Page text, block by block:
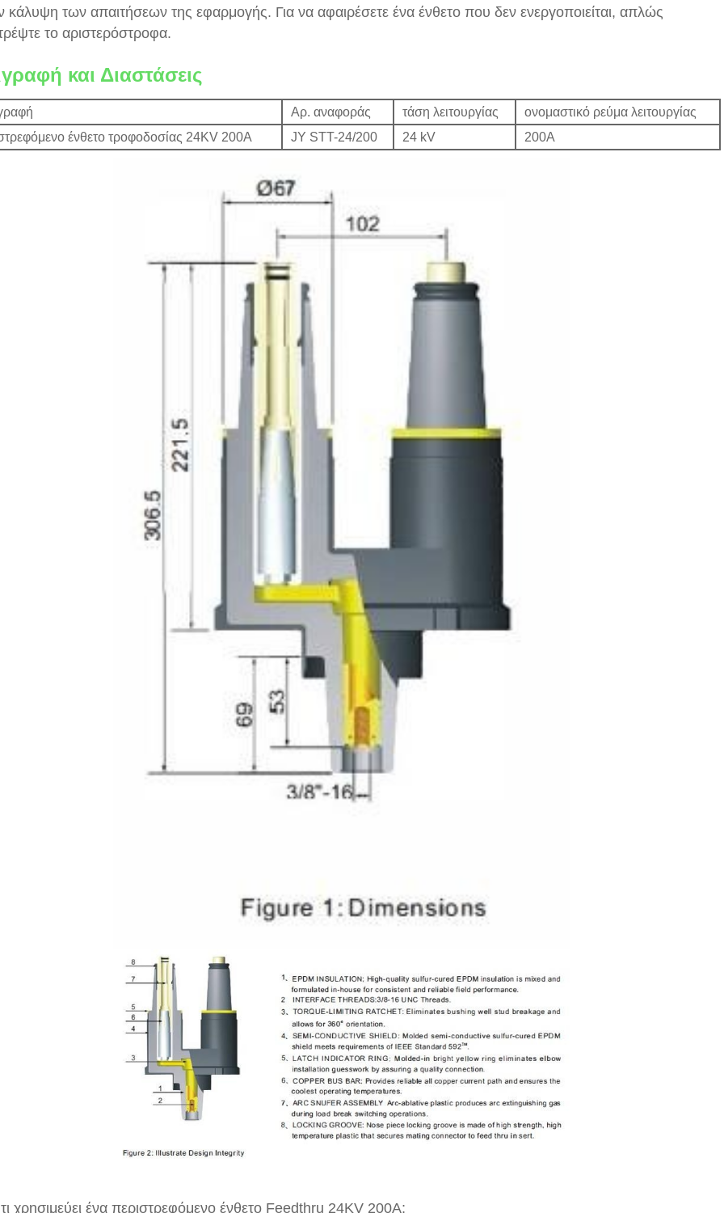
κάλυψη των απαιτήσεων της εφαρμογής. Για να αφαιρέσετε ένα ένθετο που δεν ενεργοποιείται, απλώς
το αριστερόστροφα.
και Διαστάσεις
Αρ. αναφοράς τάση λειτουργίας
ονομαστικό ρεύμα λειτουργίας
ένθετο τροφοδοσίας 24KV 200A
JY STT-24/200 24 kV 200Α
χρησιμεύει ένα περιστρεφόμενο ένθετο Feedthru 24KV 200A;